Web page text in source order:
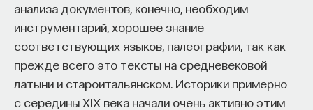
анализа документов, конечно, необходим
инструментарий, хорошее знание
соответствующих языков, палеографии, так как
прежде всего это тексты на средневековой
латыни и староитальянском. Историки примерно
с середины XIX века начали очень активно этим
Внеси свой вклад в дело
просвещения!